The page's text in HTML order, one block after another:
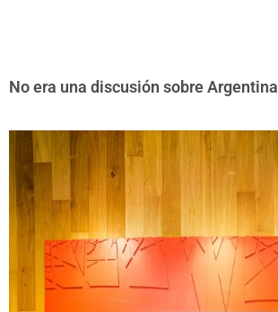
No era una discusión sobre Argentina